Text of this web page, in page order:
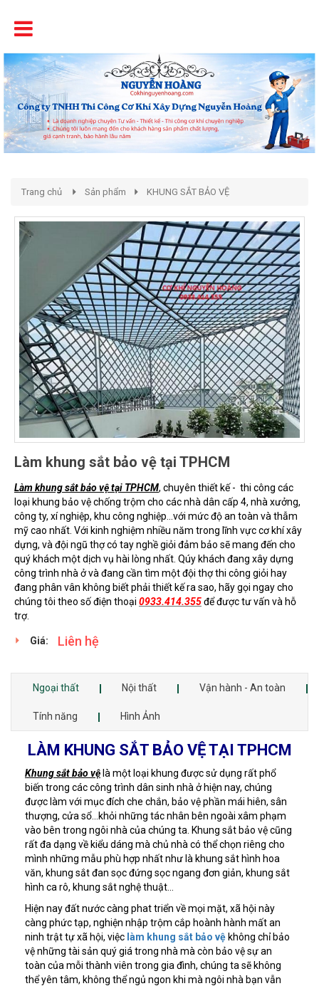
Trang chủ Sản phẩm KHUNG SẮT BẢO VỆ
Làm khung sắt bảo vệ tại TPHCM
Làm khung sắt bảo vệ tại TPHCM, chuyên thiết kế - thi công các
loại khung bảo vệ chống trộm cho các nhà dân cấp 4, nhà xưởng,
công ty, xí nghiệp, khu công nghiệp...với mức độ an toàn và thẫm
mỹ cao nhất. Với kinh nghiệm nhiều năm trong lĩnh vực cơ khí xây
dựng, và đội ngũ thợ có tay nghề giỏi đảm bảo sẽ mang đến cho
quý khách một dịch vụ hài lòng nhất. Qúy khách đang xây dựng
công trình nhà ở và đang cần tìm một đội thợ thi công giỏi hay
đang phân vân không biết phải thiết kế ra sao, hãy gọi ngay cho
chúng tôi theo số điện thoại 0933.414.355để được tư vấn và hỗ
trợ.
Giá: Liên hệ
Ngoại thất Nội thất Vận hành - An toàn
Tính năng Hình Ảnh
LÀM KHUNG SẮT BẢO VỆ TẠI TPHCM
Khung sắt bảo vệlà một loại khung được sử dụng rất phổ
biến trong các công trình dân sinh nhà ở hiện nay, chúng
được làm với mục đích che chắn, bảo vệ phần mái hiên, sân
thượng, cửa sổ...khỏi những tác nhân bên ngoài xâm phạm
vào bên trong ngôi nhà của chúng ta. Khung sắt bảo vệ cũng
rất đa dạng về kiểu dáng mà chủ nhà có thể chọn riêng cho
mình những mẫu phù hợp nhất như là khung sắt hình hoa
văn, khung sắt đan sọc đứng sọc ngang đơn giản, khung sắt
hình ca rô, khung sắt nghệ thuật...
Hiện nay đất nước càng phat triển về mọi mặt, xã hội này
càng phức tạp, nghiện nhập trộm cắp hoành hành mất an
ninh trật tự xã hội, việc làm khung sắt bảo vệkhông chỉ bảo
vệ những tài sản quý giá trong nhà mà còn bảo vệ sự an
toàn của mỗi thành viên trong gia đình, chúng ta sẽ không
thể yên tâm, không thể ngủ ngon khi mà ngôi nhà bạn vẫn